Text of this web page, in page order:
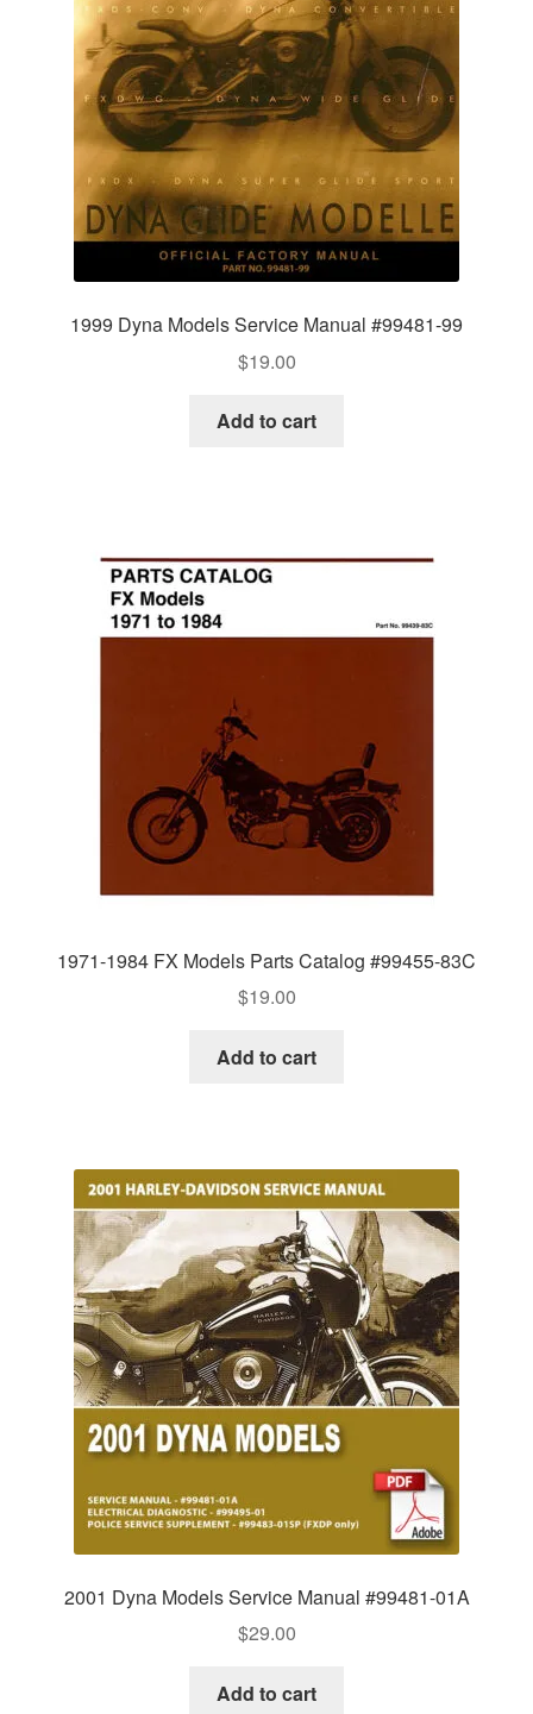
1999 Dyna Models Service Manual #99481-99
$19.00
Add to cart
1971-1984 FX Models Parts Catalog #99455-83C
$19.00
Add to cart
2001 Dyna Models Service Manual #99481-01A
$29.00
Add to cart